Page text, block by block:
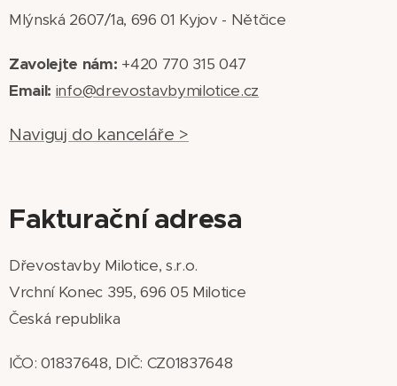
Mlýnská 2607/1a, 696 01 Kyjov - Nětčice
Zavolejte nám: +420 770 315 047
Email: info@drevostavbymilotice.cz
Naviguj do kanceláře >
Fakturační adresa
Dřevostavby Milotice, s.r.o.
Vrchní Konec 395, 696 05 Milotice
Česká republika
IČO: 01837648, DIČ: CZ01837648